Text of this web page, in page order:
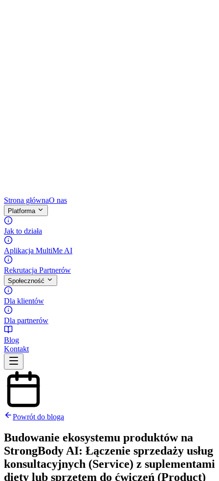
Strona głównaO nas
Platforma
Jak to działa
Aplikacja MultiMe AI
Rekrutacja Partnerów
Społeczność
Dla klientów
Dla partnerów
Blog
Kontakt
Powrót do bloga
Budowanie ekosystemu produktów na
StrongBody AI: Łączenie sprzedaży usług
konsultacyjnych (Service) z suplementami
diety lub sprzętem do ćwiczeń (Product)